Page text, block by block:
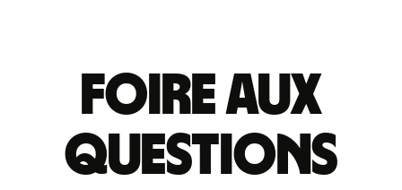
Foire aux
questions